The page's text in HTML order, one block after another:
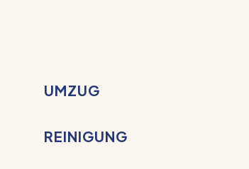
UMZUG
REINIGUNG